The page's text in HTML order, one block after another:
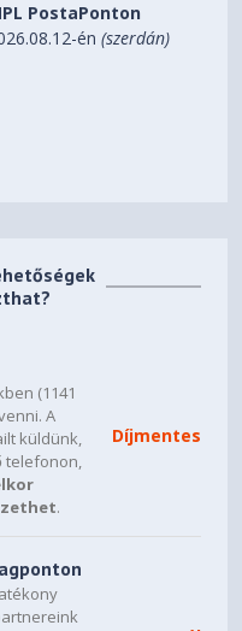
PostaPonton
én(szerdán)
(1141
A
küldünk,
telefonon,
.
Díjmentes